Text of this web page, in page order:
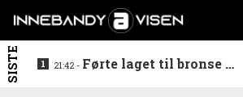
SISTE 21:42 - Førte laget til bronse -